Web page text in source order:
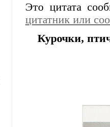
Это цитата
цитатник или
Курочки,